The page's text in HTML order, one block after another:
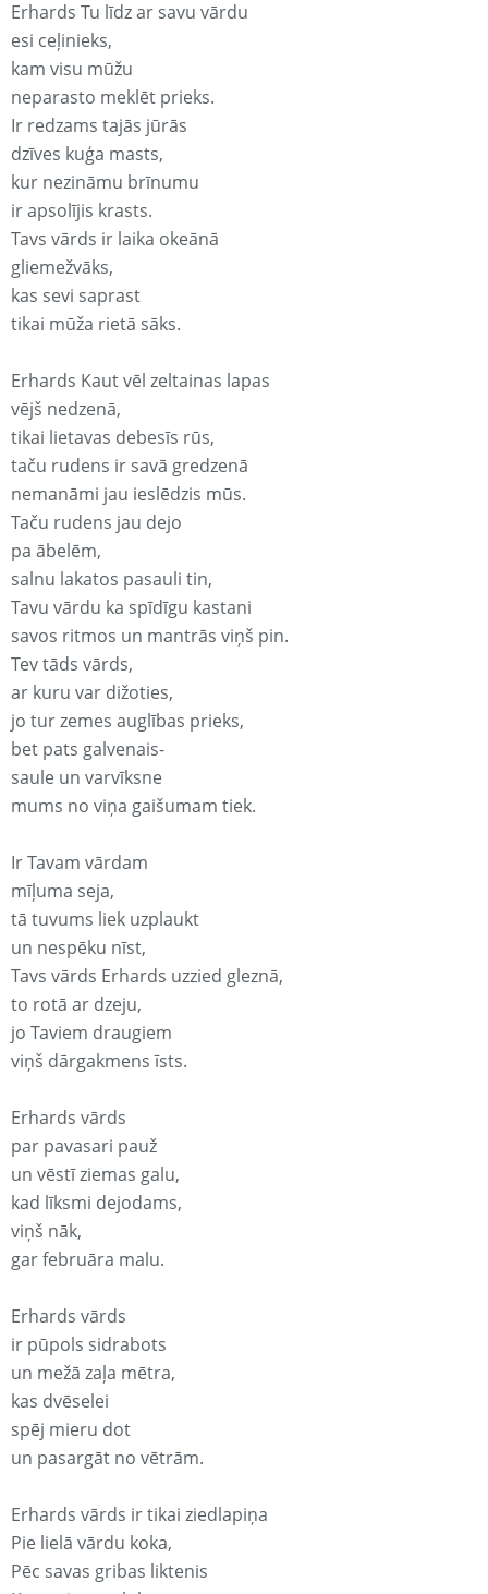
Erhards Tu līdz ar savu vārdu
esi ceļinieks,
kam visu mūžu
neparasto meklēt prieks.
Ir redzams tajās jūrās
dzīves kuģa masts,
kur nezināmu brīnumu
ir apsolījis krasts.
Tavs vārds ir laika okeānā
gliemežvāks,
kas sevi saprast
tikai mūža rietā sāks.
Erhards Kaut vēl zeltainas lapas
vējš nedzenā,
tikai lietavas debesīs rūs,
taču rudens ir savā gredzenā
nemanāmi jau ieslēdzis mūs.
Taču rudens jau dejo
pa ābelēm,
salnu lakatos pasauli tin,
Tavu vārdu ka spīdīgu kastani
savos ritmos un mantrās viņš pin.
Tev tāds vārds,
ar kuru var dižoties,
jo tur zemes auglības prieks,
bet pats galvenais-
saule un varvīksne
mums no viņa gaišumam tiek.
Ir Tavam vārdam
mīļuma seja,
tā tuvums liek uzplaukt
un nespēku nīst,
Tavs vārds Erhards uzzied gleznā,
to rotā ar dzeju,
jo Taviem draugiem
viņš dārgakmens īsts.
Erhards vārds
par pavasari pauž
un vēstī ziemas galu,
kad līksmi dejodams,
viņš nāk,
gar februāra malu.
Erhards vārds
ir pūpols sidrabots
un mežā zaļa mētra,
kas dvēselei
spēj mieru dot
un pasargāt no vētrām.
Erhards vārds ir tikai ziedlapiņa
Pie lielā vārdu koka,
Pēc savas gribas liktenis